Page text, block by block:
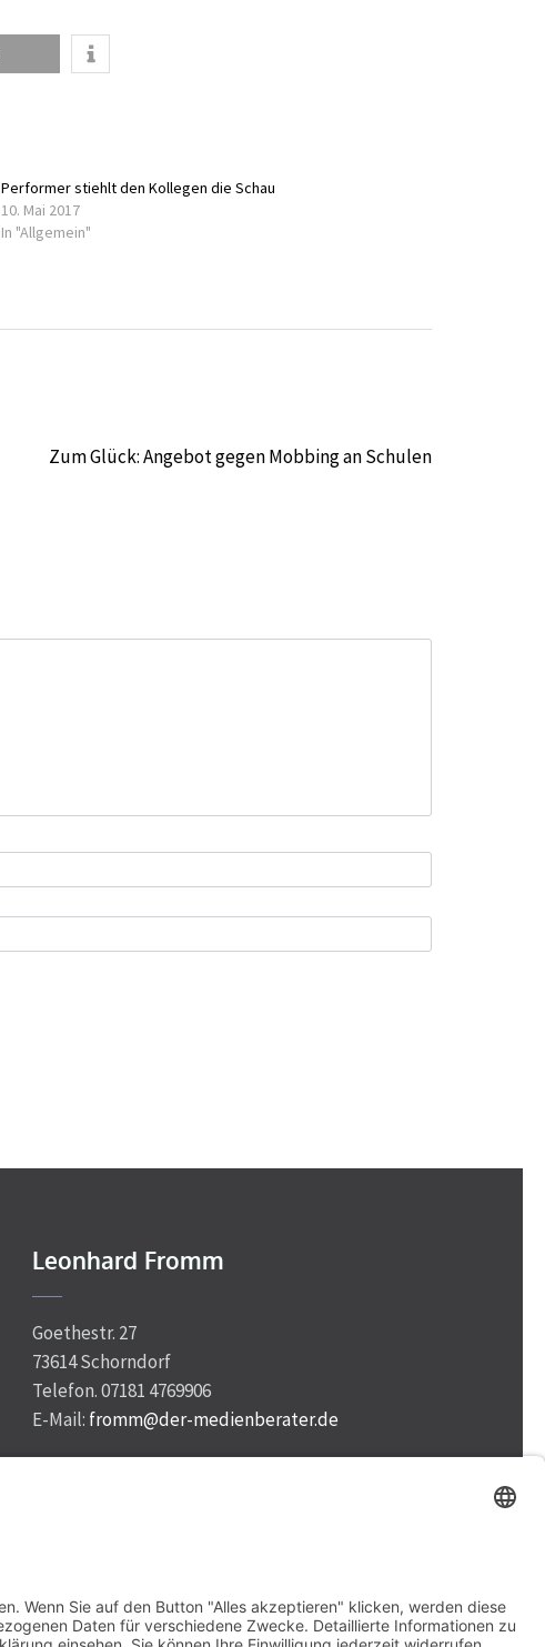
Performer stiehlt den Kollegen die Schau
10. Mai 2017
In "Allgemein"
Zum Glück: Angebot gegen Mobbing an Schulen
Leonhard Fromm
Goethestr. 27
73614 Schorndorf
Telefon. 07181 4769906
E-Mail: fromm@der-medienberater.de